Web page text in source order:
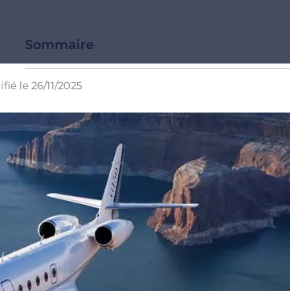
Sommaire
le26/11/2025